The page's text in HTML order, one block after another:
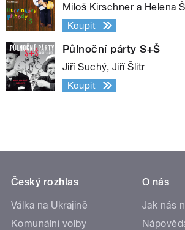
Miloš Kirschner a Helena
Koupit
Půlnoční párty S+Š
Jiří Suchý, Jiří Šlitr
Koupit
Český rozhlas
Válka na Ukrajině
Komunální volby
O nás
Jak nás